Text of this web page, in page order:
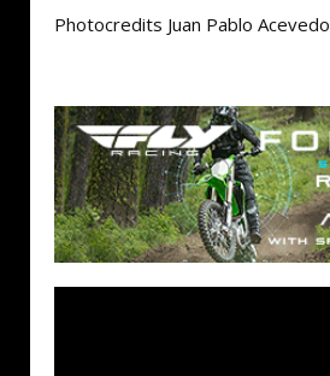
Photocredits Juan Pablo Acevedo